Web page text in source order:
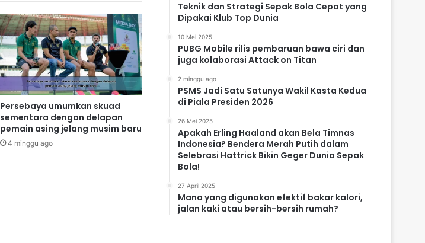
Persebaya umumkan skuad
sementara dengan delapan
pemain asing jelang musim baru
4 minggu ago
Teknik dan Strategi Sepak Bola Cepat yang
Dipakai Klub Top Dunia
10 Mei 2025
PUBG Mobile rilis pembaruan bawa ciri dan
juga kolaborasi Attack on Titan
2 minggu ago
PSMS Jadi Satu Satunya Wakil Kasta Kedua
di Piala Presiden 2026
26 Mei 2025
Apakah Erling Haaland akan Bela Timnas
Indonesia? Bendera Merah Putih dalam
Selebrasi Hattrick Bikin Geger Dunia Sepak
Bola!
27 April 2025
Mana yang digunakan efektif bakar kalori,
jalan kaki atau bersih-bersih rumah?